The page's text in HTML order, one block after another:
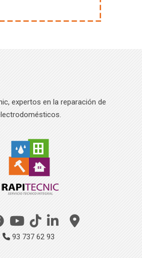
expertos en la reparación de
93 737 62 93